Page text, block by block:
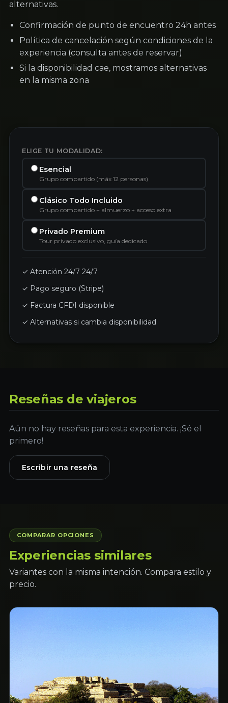
alternativas.
Confirmación de punto de encuentro 24h antes
Política de cancelación según condiciones de la
experiencia (consulta antes de reservar)
Si la disponibilidad cae, mostramos alternativas
en la misma zona
ELIGE TU MODALIDAD:
Esencial
Grupo compartido (máx 12 personas)
Clásico Todo Incluido
Grupo compartido + almuerzo + acceso extra
Privado Premium
Tour privado exclusivo, guía dedicado
✓ Atención 24/7 24/7
✓ Pago seguro (Stripe)
✓ Factura CFDI disponible
✓ Alternativas si cambia disponibilidad
Reseñas de viajeros
Aún no hay reseñas para esta experiencia. ¡Sé el
primero!
Escribir una reseña
COMPARAR OPCIONES
Experiencias similares
Variantes con la misma intención. Compara estilo y
precio.